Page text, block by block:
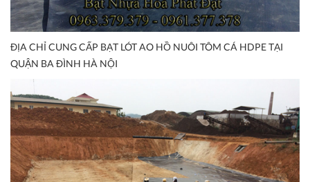
ĐỊA CHỈ CUNG CẤP BẠT LÓT AO HỒ NUÔI TÔM CÁ HDPE TẠI
QUẬN BA ĐÌNH HÀ NỘI